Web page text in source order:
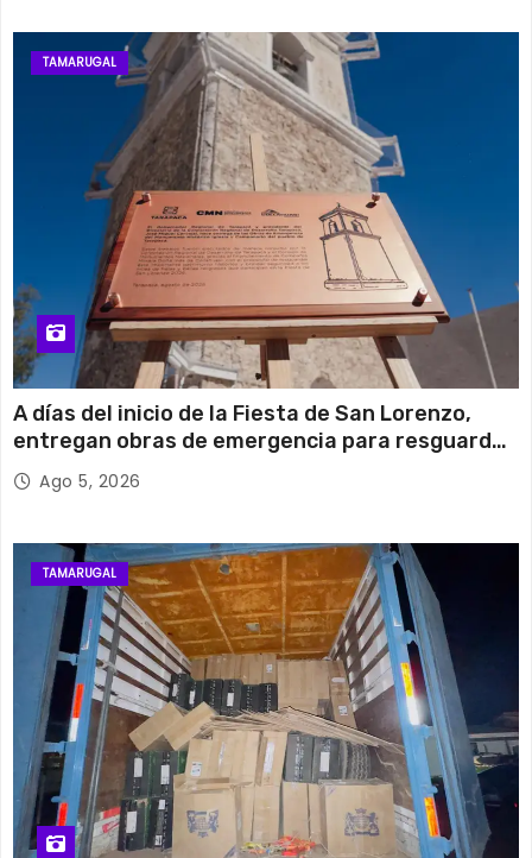
TAMARUGAL
A días del inicio de la Fiesta de San Lorenzo,
entregan obras de emergencia para resguardar
su histórico campanario
Ago 5, 2026
TAMARUGAL